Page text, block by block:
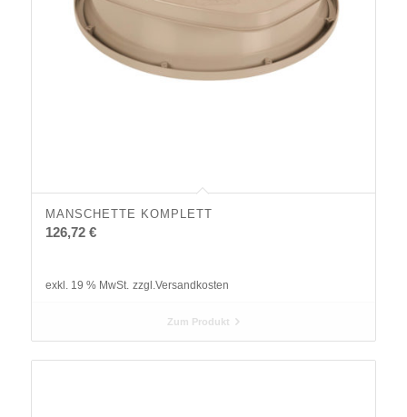
MANSCHETTE KOMPLETT
126,72 €
exkl. 19 % MwSt. zzgl. Versandkosten
Zum Produkt